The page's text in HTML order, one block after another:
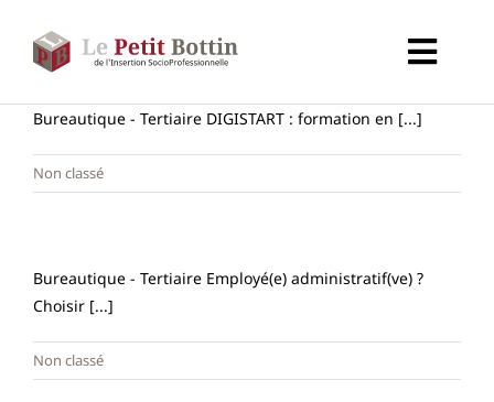
contenu
Accueil
Types d’organismes
Bureautique - Tertiaire DIGISTART : formation en [...]
Non classé
Bureautique - Tertiaire Employé(e) administratif(ve) ?
Choisir [...]
Non classé